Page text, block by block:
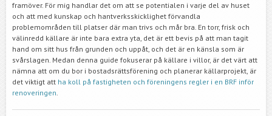
framöver. För mig handlar det om att se potentialen i varje del av huset
och att med kunskap och hantverksskicklighet förvandla
problemområden till platser där man trivs och mår bra. En torr, frisk och
välinredd källare är inte bara extra yta, det är ett bevis på att man tagit
hand om sitt hus från grunden och uppåt, och det är en känsla som är
svårslagen. Medan denna guide fokuserar på källare i villor, är det värt att
nämna att om du bor i bostadsrättsförening och planerar källarprojekt, är
det viktigt att ha koll på fastigheten och föreningens regler i en BRF inför
renoveringen.